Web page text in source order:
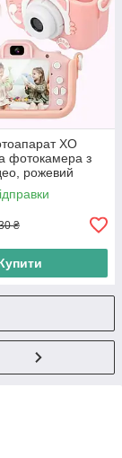
XO
фотокамера з
рожевий
₴